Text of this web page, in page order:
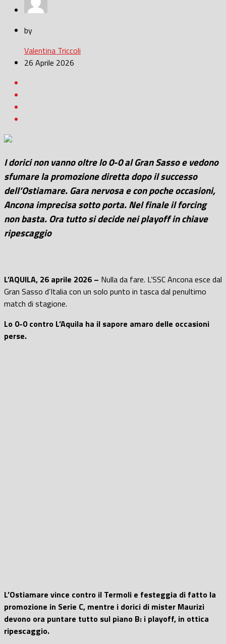
by
Valentina Triccoli
26 Aprile 2026
I dorici non vanno oltre lo 0-0 al Gran Sasso e vedono
sfumare la promozione diretta dopo il successo
dell’Ostiamare. Gara nervosa e con poche occasioni,
Ancona imprecisa sotto porta. Nel finale il forcing
non basta. Ora tutto si decide nei playoff in chiave
ripescaggio
L’AQUILA, 26 aprile 2026 – Nulla da fare. L’SSC Ancona esce dal
Gran Sasso d’Italia con un solo punto in tasca dal penultimo
match di stagione.
Lo 0-0 contro L’Aquila ha il sapore amaro delle occasioni
perse.
L’Ostiamare vince contro il Termoli e festeggia di fatto la
promozione in Serie C, mentre i dorici di mister Maurizi
devono ora puntare tutto sul piano B: i playoff, in ottica
ripescaggio.